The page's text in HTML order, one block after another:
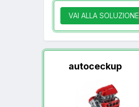
VAI ALLA SOLUZIONE
autoceckup